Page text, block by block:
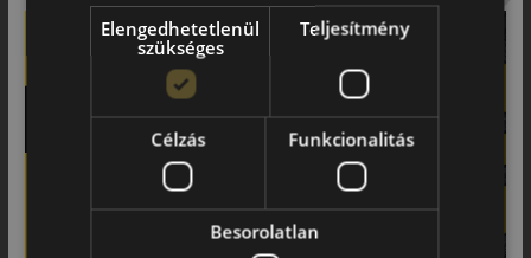
Sportos karakter mellett is kiegyensúlyozott komfort.
Felhasználási ajánlás
Sportos személyautókhoz és prémium járművekhez.
A TH202 EffeXSport dinamikus vezetési élményt kínál.
Elengedhetetlenül
szükséges
Teljesítmény
Célzás Funkcionalitás
Besorolatlan